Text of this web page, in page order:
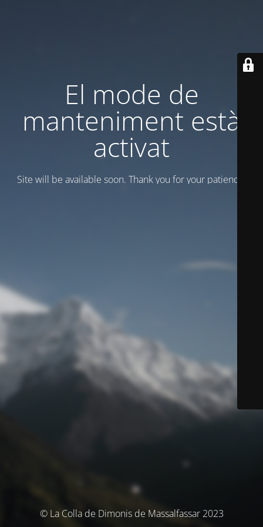
El mode de
manteniment està
activat
Site will be available soon. Thank you for your patience!
© La Colla de Dimonis de Massalfassar 2023